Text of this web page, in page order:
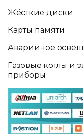
Жёсткие диски
Карты памяти
Аварийное
Газовые котлы и
приборы